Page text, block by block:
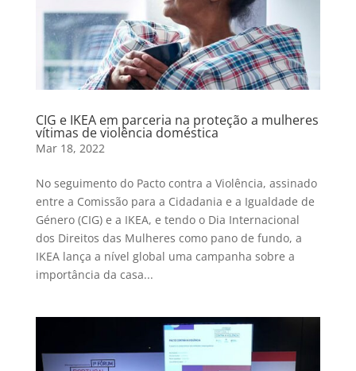
CIG e IKEA em parceria na proteção a mulheres
vítimas de violência doméstica
Mar 18, 2022
No seguimento do Pacto contra a Violência, assinado
entre a Comissão para a Cidadania e a Igualdade de
Género (CIG) e a IKEA, e tendo o Dia Internacional
dos Direitos das Mulheres como pano de fundo, a
IKEA lança a nível global uma campanha sobre a
importância da casa...